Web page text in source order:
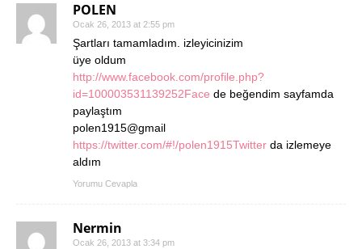
POLEN
Ocak 26, 2013 at 2:55 pm
Şartları tamamladım. izleyicinizim
üye oldum
http://www.facebook.com/profile.php?
id=100003531139252Face de beğendim sayfamda
paylaştım
polen1915@gmail
https://twitter.com/#!/polen1915Twitter da izlemeye
aldım
Yorumu Cevapla
Nermin
Ocak 26, 2013 at 3:34 pm